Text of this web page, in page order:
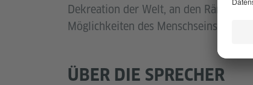
Dekreation der Welt, an den Rändern
Möglichkeiten des Menschseins.
ÜBER DIE SPRECHER